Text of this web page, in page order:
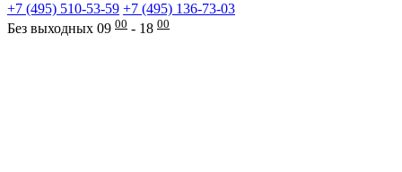
+7 (495) 510-53-59 +7 (495) 136-73-03
Без выходных 09 00 - 18 00